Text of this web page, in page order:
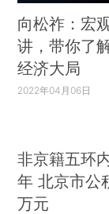
向松祚：宏
讲，带你了
经济大局
2022年04月06日
非京籍五环
年 北京市公
万元